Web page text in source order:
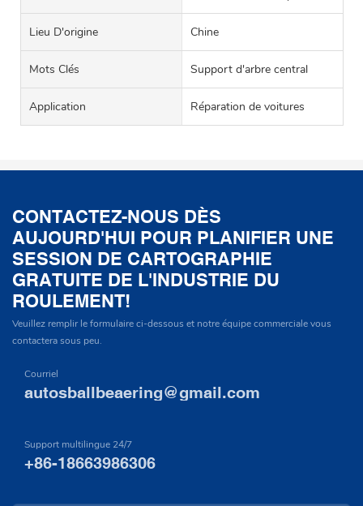
Lieu D'origine Chine
Mots Clés Support d'arbre central
Application Réparation de voitures
CONTACTEZ-NOUS DÈS
AUJOURD'HUI POUR PLANIFIER UNE
SESSION DE CARTOGRAPHIE
GRATUITE DE L'INDUSTRIE DU
ROULEMENT!
Veuillez remplir le formulaire ci-dessous et notre équipe commerciale vous
contactera sous peu.
Courriel
autosballbeaering@gmail.com
Support multilingue 24/7
+86-18663986306